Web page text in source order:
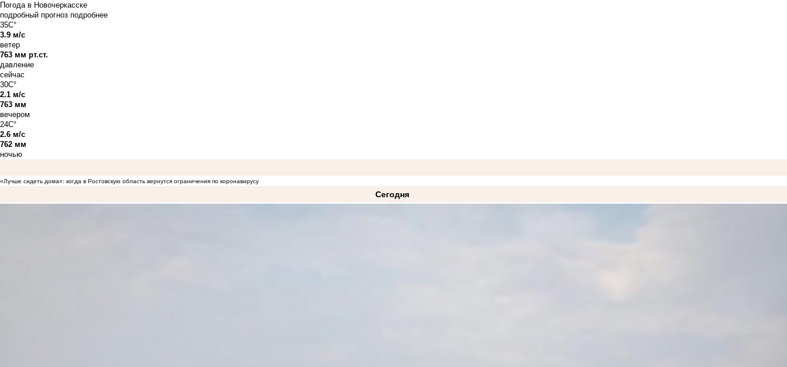
Погода в Новочеркасске
подробный прогноз подробнее
35C°
3.9 м/с
ветер
763 мм рт.ст.
давление
сейчас
30C°
2.1 м/с
763 мм
вечером
24C°
2.6 м/с
762 мм
ночью
«Лучше сидеть дома»: когда в Ростовскую область вернутся ограничения по коронавирусу
Сегодня